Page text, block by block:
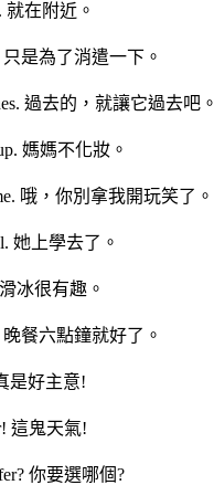
就在附近。
只是為了消遣一下。
過去的，就讓它過去吧。
媽媽不化妝。
哦，你別拿我開玩笑了。
她上學去了。
冰很有趣。
晚餐六點鐘就好了。
是好主意!
這鬼天氣!
你要選哪個?